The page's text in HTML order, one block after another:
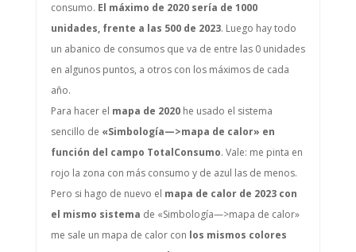
consumo. El máximo de 2020 sería de 1000
unidades, frente a las 500 de 2023. Luego hay todo
un abanico de consumos que va de entre las 0 unidades
en algunos puntos, a otros con los máximos de cada
año.
Para hacer el mapa de 2020he usado el sistema
sencillo de «Simbología—>mapa de calor» en
función del campo TotalConsumo. Vale: me pinta en
rojo la zona con más consumo y de azul las de menos.
Pero si hago de nuevo el mapa de calor de 2023 con
el mismo sistema de «Simbología—>mapa de calor»
me sale un mapa de calor con los mismos colores